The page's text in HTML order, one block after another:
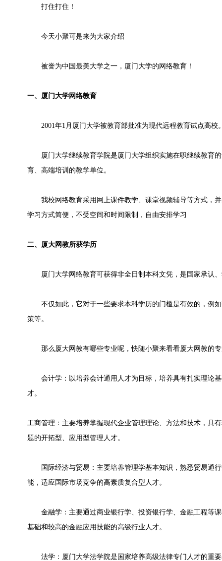
打住打住！
今天小聚可是来为大家介绍
被誉为中国最美大学之一，厦门大学的网络教育！
一、厦门大学网络教育
2001年1月厦门大学被教育部批准为现代远程教育试点高校
厦门大学继续教育学院是厦门大学组织实施在职继续教育的
育、高端培训的教学单位。
我校网络教育采用网上课件教学、课堂视频辅导等方式，并
学习方式简便，不受空间和时间限制，自由安排学习
二、厦大网教所获学历
厦门大学网络教育可获得非全日制本科文凭，是国家承认、
不仅如此，它对于一些要求本科学历的门槛是有效的，例如
策等。
那么厦大网教有哪些专业呢，快随小聚来看看厦大网教的
会计学：以培养会计通用人才为目标，培养具有扎实理论基
才。
工商管理：主要培养掌握现代企业管理理论、方法和技术，具
题的开拓型、应用型管理人才。
国际经济与贸易：主要培养管理学基本知识，熟悉贸易通行
能，适应国际市场竞争的高素质复合型人才。
金融学：主要通过商业银行学、投资银行学、金融工程等课
基础和较高的金融应用技能的高级行业人才。
法学：厦门大学法学院是国家培养高级法律专门人才的重要